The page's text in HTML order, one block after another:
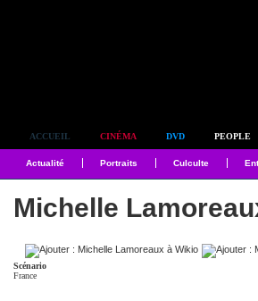
ACCUEIL CINÉMA DVD PEOPLE
Actualité Portraits Culculte
Michelle
Scénario
France